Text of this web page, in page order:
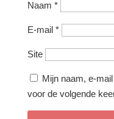
Naam *
E-mail *
Site
Mijn naam, e-
voor de volgende